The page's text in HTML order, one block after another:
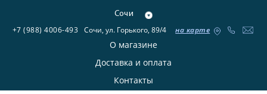
Сочи
+7 (988) 4006-493 Сочи, ул. Горького, 89/4 на карте
О магазине
Доставка и оплата
Контакты